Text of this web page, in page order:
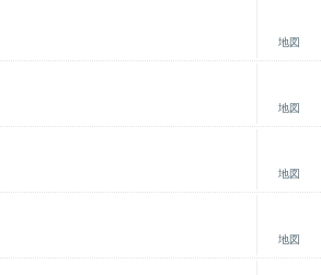
地図
地図
地図
地図